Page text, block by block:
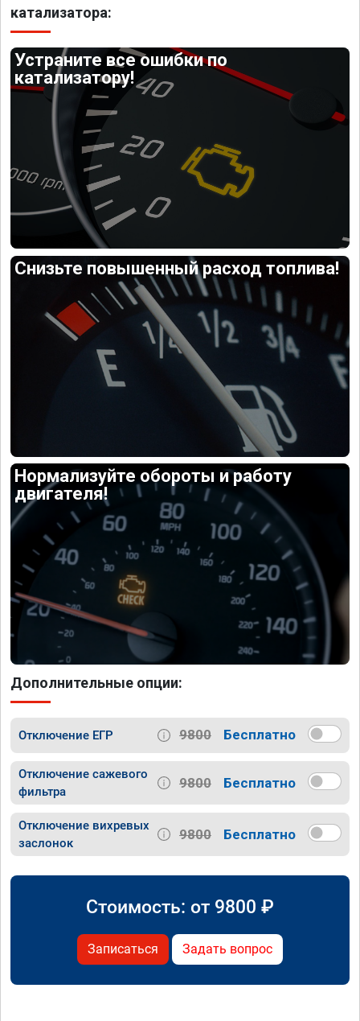
катализатора:
Устраните все ошибки по
катализатору!
Снизьте повышенный расход топлива!
Нормализуйте обороты и работу
двигателя!
Дополнительные опции:
Отключение ЕГР 9800 Бесплатно
Отключение сажевого
фильтра
9800 Бесплатно
Отключение вихревых
заслонок
9800 Бесплатно
Стоимость: от 9800 ₽
Записаться Задать вопрос